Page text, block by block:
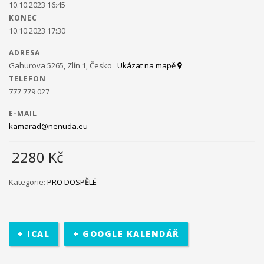
Ministerstvo práce a sociálních věcí ve spolupráci s
občanským sdružením Kamarád Nenuda realizují v
napomáhá zdravému vývoji dítěte, přes zkvalitnění vztahů
v rodině a prostřednictvím rodinného zážitkového odpoledne
metoda Snozelen v multisenzorické místnosti.
kteří jsou znevýhodněného i běžného prostředí.
účastníci seznámí se základními informace o projektu. Poté
bude jejich úkolem najít a definovat lokální problém a pracovat
10.10.2023 16:45
KONEC
10.10.2023 17:30
ADRESA
Gahurova 5265, Zlín 1, Česko Ukázat na mapě
TELEFON
777 779 027
E-MAIL
kamarad@nenuda.eu
2280 Kč
Kategorie: PRO DOSPĚLÉ
+ ICAL + GOOGLE KALENDÁŘ